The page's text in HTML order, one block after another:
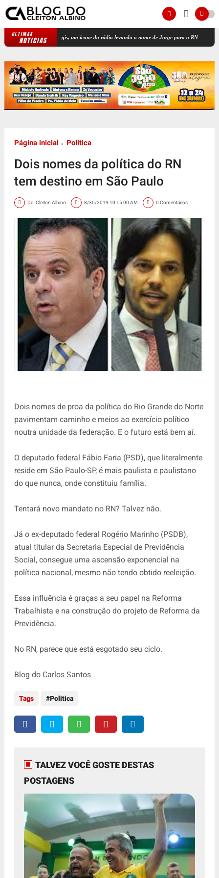
ULTIMAS
NOTICIAS
Jota Régis, um ícone do rádio levando o nome de Jorge para o RN Ex-prefeito
Página inicial Politica
Dois nomes da política do RN
tem destino em São Paulo
Dc. Cleiton Albino 8/30/2019 10:15:00 AM 0 Comentários
Dois nomes de proa da política do Rio Grande do Norte
pavimentam caminho e meios ao exercício político
noutra unidade da federação. E o futuro está bem aí.
O deputado federal Fábio Faria (PSD), que literalmente
reside em São Paulo-SP, é mais paulista e paulistano
do que nunca, onde constituiu família.
Tentará novo mandato no RN? Talvez não.
Já o ex-deputado federal Rogério Marinho (PSDB),
atual titular da Secretaria Especial de Previdência
Social, consegue uma ascensão exponencial na
política nacional, mesmo não tendo obtido reeleição.
Essa influência é graças a seu papel na Reforma
Trabalhista e na construção do projeto de Reforma da
Previdência.
No RN, parece que está esgotado seu ciclo.
Blog do Carlos Santos
Tags Politica
TALVEZ VOCÊ GOSTE DESTAS
POSTAGENS